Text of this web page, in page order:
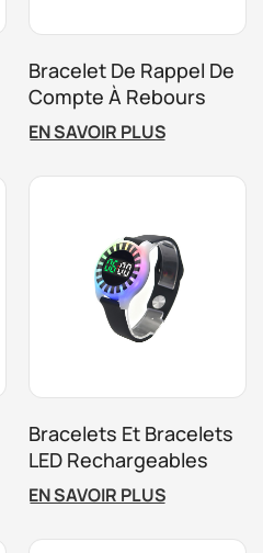
Bracelet De Rappel De
Compte À Rebours
Vibrant RFID Pour La
Gestion Des
Attractions Basées Sur
EN SAVOIR PLUS
Bracelets Et Bracelets
LED Rechargeables
Avec Gestion Du
Temps Clignotante
Pour Parc De
EN SAVOIR PLUS